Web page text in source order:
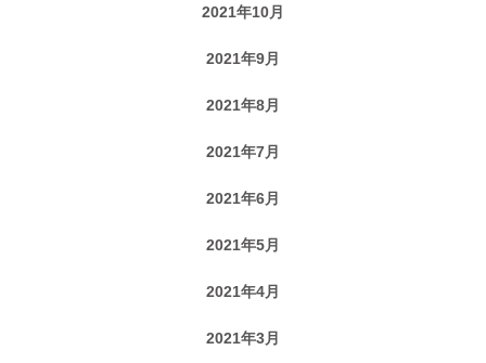
2021年10月
2021年9月
2021年8月
2021年7月
2021年6月
2021年5月
2021年4月
2021年3月